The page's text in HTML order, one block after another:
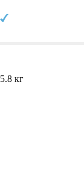
5.8 кг